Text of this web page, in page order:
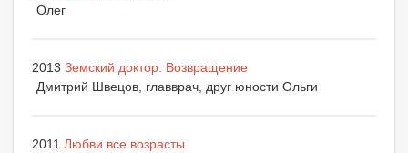
Олег
2013 Земский доктор. Возвращение
Дмитрий Швецов, главврач, друг юности Ольги
2011 Любви все возрасты